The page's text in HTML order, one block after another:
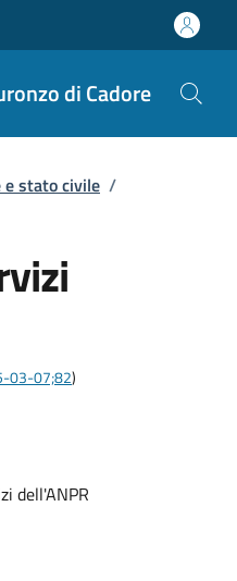
di Cadore
e stato civile /
03-07;82)
dell'ANPR